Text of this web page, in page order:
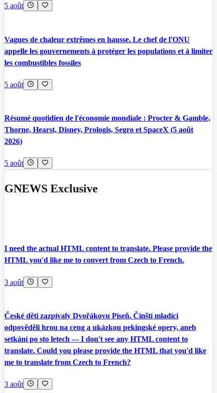
5 août
Vagues de chaleur extrêmes en hausse. Le chef de l'ONU
appelle les gouvernements à protéger les populations et à limiter
les combustibles fossiles
5 août
Résumé quotidien de l'économie mondiale : Procter & Gamble,
Thorne, Hearst, Disney, Prologis, Segro et SpaceX (5 août
2026)
5 août
GNEWS Exclusive
I need the actual HTML content to translate. Please provide the
HTML you'd like me to convert from Czech to French.
3 août
České děti zazpívaly Dvořákovu Píseň. Čínští mladíci
odpověděli hrou na ceng a ukázkou pekingské opery, aneb
setkání po sto letech --- I don't see any HTML content to
translate. Could you please provide the HTML that you'd like
me to translate from Czech to French?
3 août